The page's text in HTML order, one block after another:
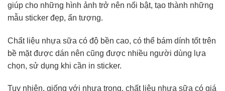
giúp cho những hình ảnh trở nên nổi bật, tạo thành những
mẫu sticker đẹp, ấn tượng.
Chất liệu nhựa sữa có độ bền cao, có thể bám dính tốt trên
bề mặt được dán nên cũng được nhiều người dùng lựa
chọn, sử dụng khi cần in sticker.
Tuy nhiên, giống với nhựa trong, chất liệu nhựa sữa có giá